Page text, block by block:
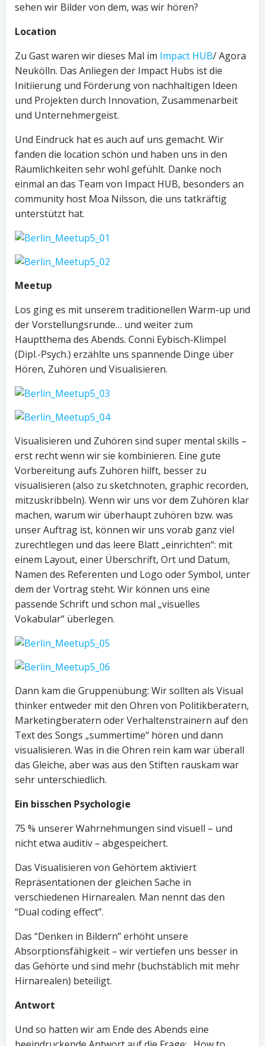
sehen wir Bilder von dem, was wir hören?
Location
Zu Gast waren wir dieses Mal im Impact HUB/ Agora
Neukölln. Das Anliegen der Impact Hubs ist die
Initiierung und Förderung von nachhaltigen Ideen
und Projekten durch Innovation, Zusammenarbeit
und Unternehmergeist.
Und Eindruck hat es auch auf uns gemacht. Wir
fanden die location schön und haben uns in den
Räumlichkeiten sehr wohl gefühlt. Danke noch
einmal an das Team von Impact HUB, besonders an
community host Moa Nilsson, die uns tatkräftig
unterstützt hat.
Meetup
Los ging es mit unserem traditionellen Warm-up und
der Vorstellungsrunde… und weiter zum
Hauptthema des Abends. Conni Eybisch-Klimpel
(Dipl.-Psych.) erzählte uns spannende Dinge über
Hören, Zuhören und Visualisieren.
Visualisieren und Zuhören sind super mental skills –
erst recht wenn wir sie kombinieren. Eine gute
Vorbereitung aufs Zuhören hilft, besser zu
visualisieren (also zu sketchnoten, graphic recorden,
mitzuskribbeln). Wenn wir uns vor dem Zuhören klar
machen, warum wir überhaupt zuhören bzw. was
unser Auftrag ist, können wir uns vorab ganz viel
zurechtlegen und das leere Blatt „einrichten“: mit
einem Layout, einer Überschrift, Ort und Datum,
Namen des Referenten und Logo oder Symbol, unter
dem der Vortrag steht. Wir können uns eine
passende Schrift und schon mal „visuelles
Vokabular“ überlegen.
Dann kam die Gruppenübung: Wir sollten als Visual
thinker entweder mit den Ohren von Politikberatern,
Marketingberatern oder Verhaltenstrainern auf den
Text des Songs „summertime“ hören und dann
visualisieren. Was in die Ohren rein kam war überall
das Gleiche, aber was aus den Stiften rauskam war
sehr unterschiedlich.
Ein bisschen Psychologie
75 % unserer Wahrnehmungen sind visuell – und
nicht etwa auditiv – abgespeichert.
Das Visualisieren von Gehörtem aktiviert
Repräsentationen der gleichen Sache in
verschiedenen Hirnarealen. Man nennt das den
“Dual coding effect”.
Das “Denken in Bildern” erhöht unsere
Absorptionsfähigkeit – wir vertiefen uns besser in
das Gehörte und sind mehr (buchstäblich mit mehr
Hirnarealen) beteiligt.
Antwort
Und so hatten wir am Ende des Abends eine